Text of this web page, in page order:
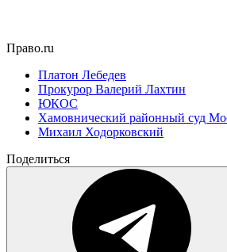
Право.ru
Платон Лебедев
Прокурор Валерий Лахтин
ЮКОС
Хамовнический районный суд
Михаил Ходорковский
Поделиться